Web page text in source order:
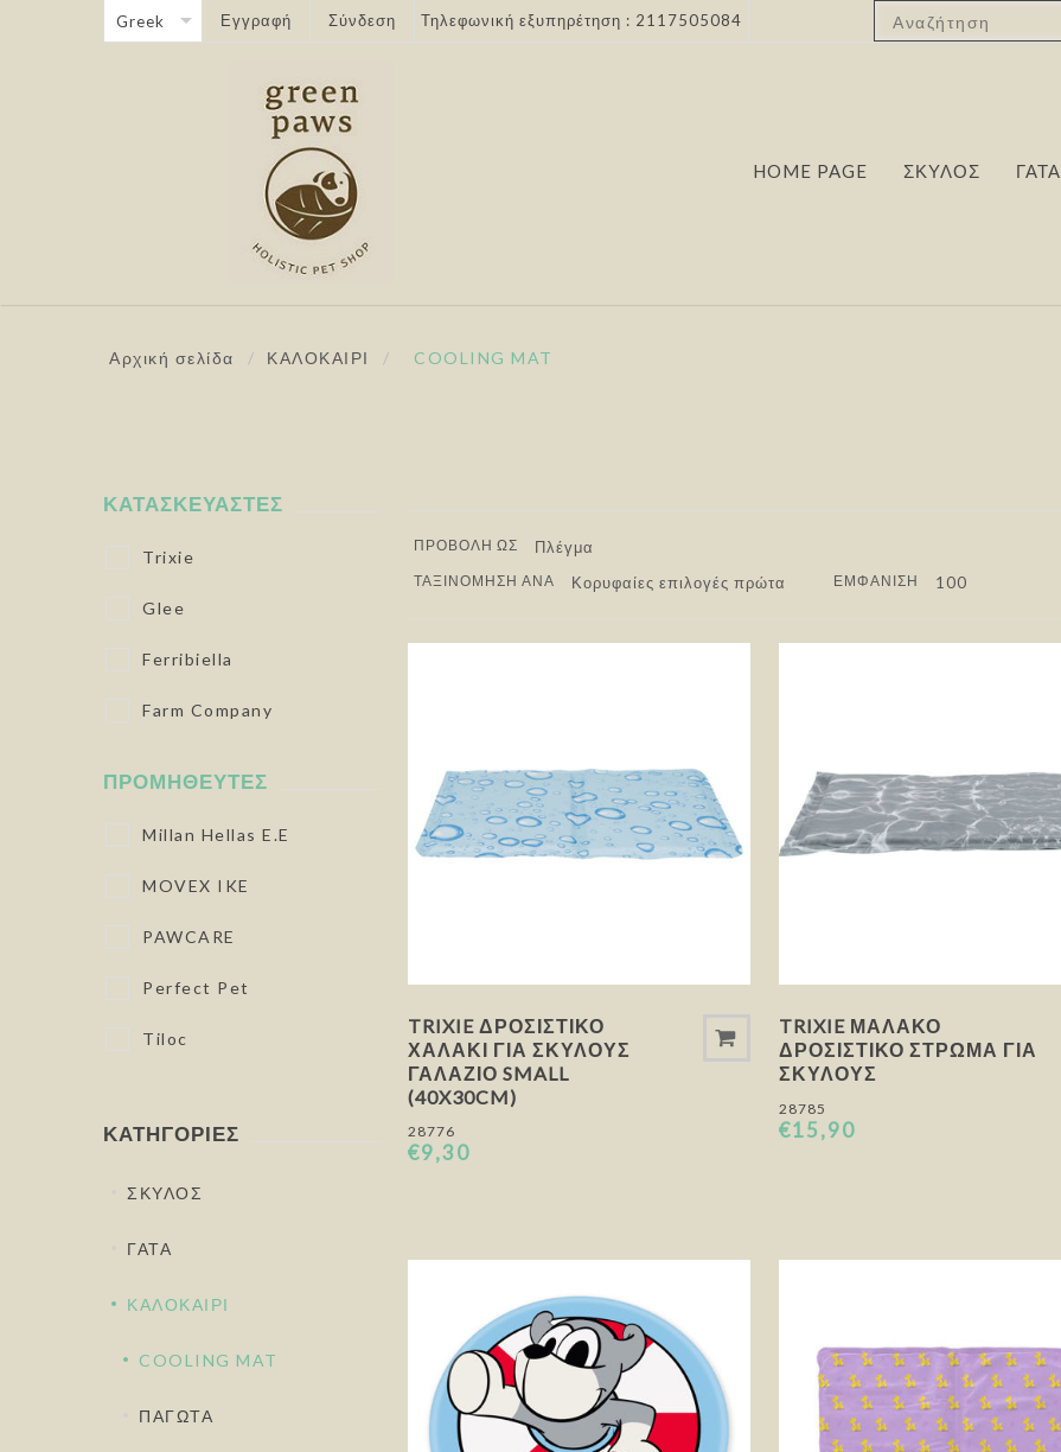
Εγγραφή Σύνδεση Τηλεφωνική εξυπηρέτηση : 2117505084
HOME PAGE ΣΚΥΛΟΣ ΓΑΤΑ
Αρχική σελίδα / ΚΑΛΟΚΑΙΡΙ / COOLING MAT
ΠΡΟΒΟΛΉ ΩΣ
ΤΑΞΙΝΌΜΗΣΗ ΑΝΆ
ΕΜΦΆΝΙΣΗ
TRIXIE ΔΡΟΣΙΣΤΙΚΌ
ΧΑΛΆΚΙ ΓΙΑ ΣΚΎΛΟΥΣ
ΓΑΛΆΖΙΟ SMALL
(40X30CM)
28776
€9,30
TRIXIE ΜΑΛΑΚΌ
ΔΡΟΣΙΣΤΙΚΌ ΣΤΡΏΜΑ ΓΙΑ
ΣΚΎΛΟΥΣ
28785
€15,90
ΚΑΤΑΣΚΕΥΑΣΤΈΣ
Trixie
Glee
Ferribiella
Farm Company
ΠΡΟΜΗΘΕΥΤΈΣ
Millan Hellas E.E
MOVEX IKE
PAWCARE
Perfect Pet
Tiloc
ΚΑΤΗΓΟΡΊΕΣ
ΣΚΥΛΟΣ
ΓΑΤΑ
ΚΑΛΟΚΑΙΡΙ
COOLING MAT
ΠΑΓΩΤΑ